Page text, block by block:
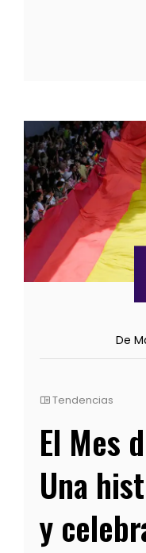
De
Tendencias
El Mes
Una
y